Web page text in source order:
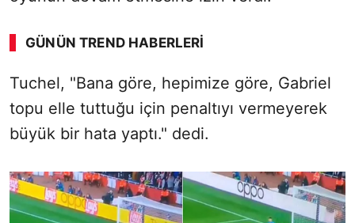
GÜNÜN TREND HABERLERI
00:02 / 02:14
Sesi Aç
Tuchel, "Bana göre, hepimize göre, Gabriel
topu elle tuttuğu için penaltıyı vermeyerek
büyük bir hata yaptı." dedi.